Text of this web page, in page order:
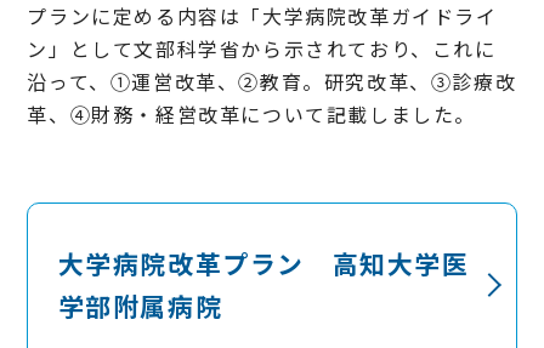
プランに定める内容は「大学病院改革ガイドライ
ン」として文部科学省から示されており、これに
沿って、①運営改革、②教育。研究改革、③診療改
革、④財務・経営改革について記載しました。
大学病院改革プラン 高知大学医
学部附属病院